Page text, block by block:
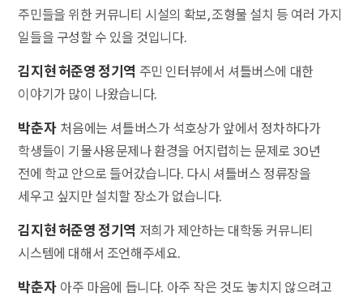
주민들을 위한 커뮤니티 시설의 확보, 조형물 설치 등 여러 가지
일들을 구성할 수 있을 것입니다.
김지현 허준영 정기역 주민 인터뷰에서 셔틀버스에 대한
이야기가 많이 나왔습니다.
박춘자 처음에는 셔틀버스가 석호상가 앞에서 정차하다가
학생들이 기물사용문제나 환경을 어지럽히는 문제로 30년
전에 학교 안으로 들어갔습니다. 다시 셔틀버스 정류장을
세우고 싶지만 설치할 장소가 없습니다.
김지현 허준영 정기역 저희가 제안하는 대학동 커뮤니티
시스템에 대해서 조언해주세요.
박춘자 아주 마음에 듭니다. 아주 작은 것도 놓치지 않으려고